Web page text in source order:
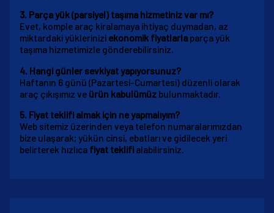
3. Parça yük (parsiyel) taşıma hizmetiniz var mı?
Evet, komple araç kiralamaya ihtiyaç duymadan, az
miktardaki yüklerinizi ekonomik fiyatlarlaparça yük
taşıma hizmetimizle gönderebilirsiniz.
4. Hangi günler sevkiyat yapıyorsunuz?
Haftanın 6 günü (Pazartesi-Cumartesi) düzenli olarak
araç çıkışımız ve ürün kabulümüzbulunmaktadır.
5. Fiyat teklifi almak için ne yapmalıyım?
Web sitemiz üzerinden veya telefon numaralarımızdan
bize ulaşarak; yükün cinsi, ebatları ve gidilecek yeri
belirterek hızlıca fiyat teklifialabilirsiniz.